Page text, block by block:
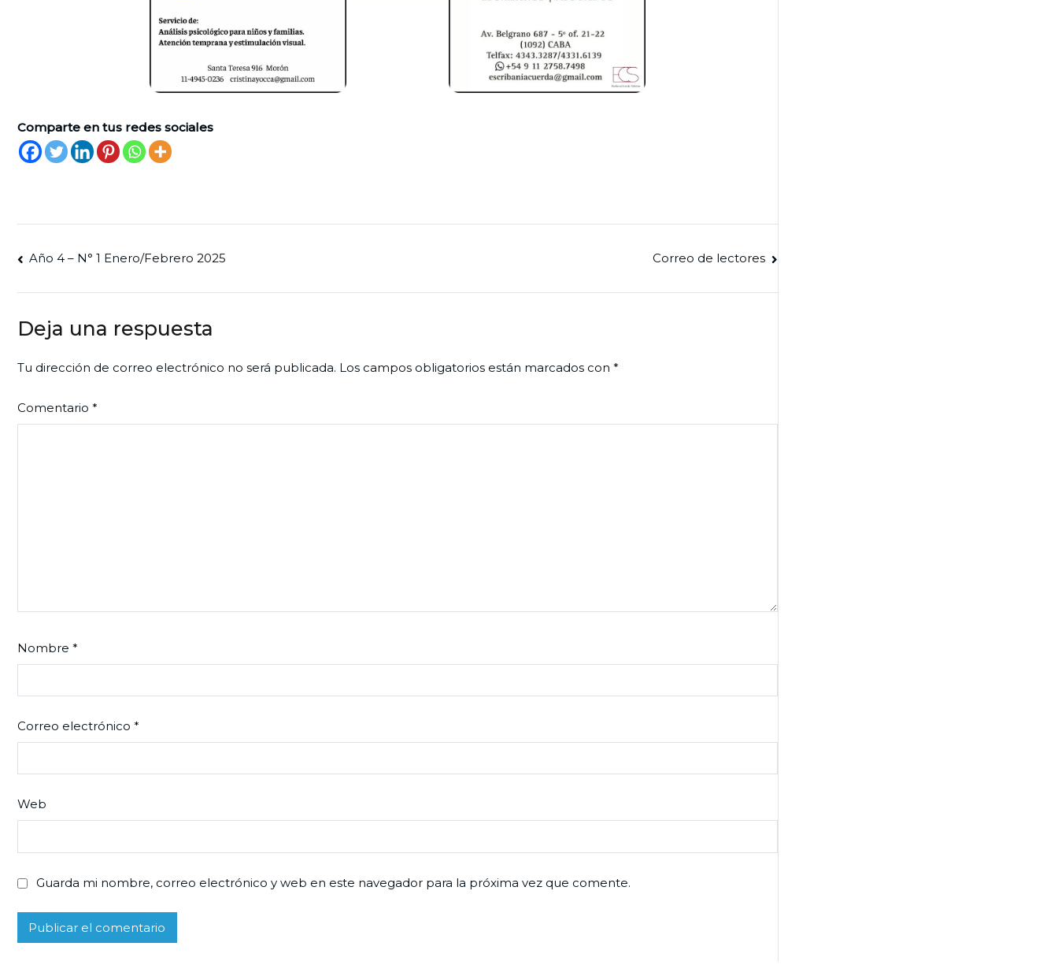
Comparte en tus redes sociales
Navegación
de
entradas
Año 4 – N° 1 Enero/Febrero 2025 Correo de lectores
Deja una respuesta
Tu dirección de correo electrónico no será publicada. Los campos obligatorios están marcados con *
Comentario *
Nombre *
Correo electrónico *
Web
Guarda mi nombre, correo electrónico y web en este navegador para la próxima vez que comente.